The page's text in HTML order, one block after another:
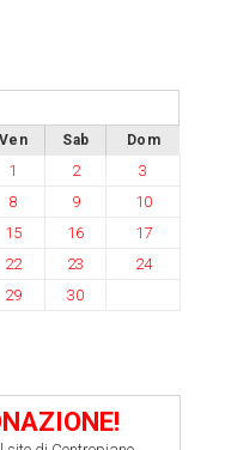
Ven Sab Dom
1 2
3
8 9
10
15 16
17
22 23
24
29 30